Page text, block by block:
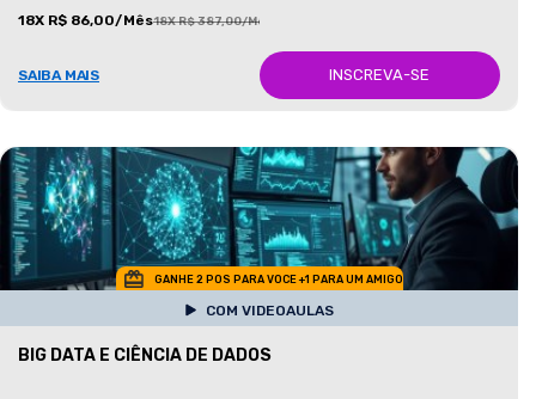
18X R$ 86,00/Mês18X R$ 387,00/Mês
SAIBA MAIS INSCREVA-SE
GANHE 2 POS PARA VOCE +1 PARA UM AMIGO
COM VIDEOAULAS
BIG DATA E CIÊNCIA DE DADOS